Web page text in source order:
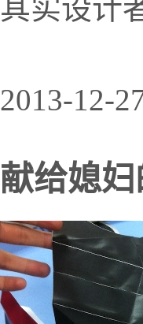
其实设计
2013-12-
献给媳